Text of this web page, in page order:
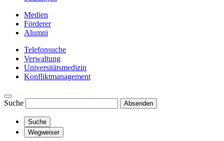
Medien
Förderer
Alumni
Telefonsuche
Verwaltung
Universitätsmedizin
Konfliktmanagement
Suche Absenden
Suche
Wegweiser